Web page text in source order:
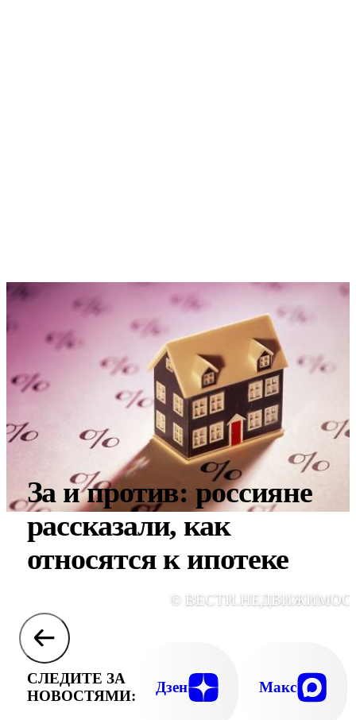
За и против: россияне
рассказали, как
относятся к ипотеке
©
СЛЕДИТЕ ЗА
НОВОСТЯМИ:
Дзен Макс